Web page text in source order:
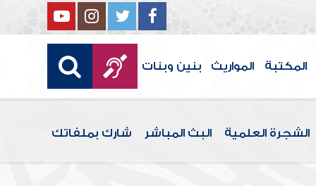
المكتبة المواريث بنين وبنات
الشجرة العلمية البث المباشر شارك بملفاتك